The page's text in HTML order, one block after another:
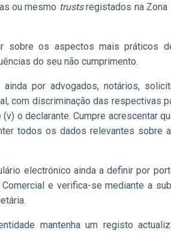
ou mesmo trustsregistados na Zona
sobre os aspectos mais práticos
do seu não cumprimento.
por advogados, notários,
com discriminação das respectivas
o declarante. Cumpre acrescentar
todos os dados relevantes sobre
electrónico ainda a definir por
e verifica-se mediante a
mantenha um registo